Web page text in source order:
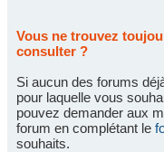
Vous ne trouvez
consulter ?
Si aucun des forums
pour laquelle vous
pouvez demander aux
forum en complétant le
souhaits.